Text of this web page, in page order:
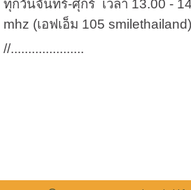
ทุกวันจันทร์-ศุกร์ เวลา 13.00 -
mhz (เอฟเอ็ม 105 smilethailand)
//.....................